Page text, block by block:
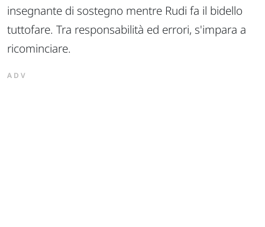
insegnante di sostegno mentre Rudi fa il bidello
tuttofare. Tra responsabilità ed errori, s'impara a
ricominciare.
ADV